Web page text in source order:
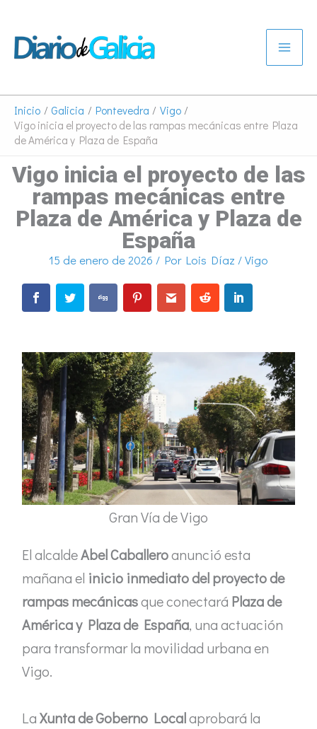
contenido
Inicio Galicia Pontevedra
Vigo
Vigo inicia el proyecto de las rampas mecánicas entre Plaza
de América y Plaza de España
Vigo inicia el proyecto de las
rampas mecánicas entre
Plaza de América y Plaza de
España
15 de enero de 2026 / Por Lois Díaz /Vigo
Gran Vía de Vigo
El alcaldeAbel Caballeroanunció esta
mañana el inicio inmediato del proyecto de
rampas mecánicasque conectará Plaza de
América y Plaza de España, una actuación
para transformar la movilidad urbana en
Vigo.
LaXunta de Goberno Localaprobará la